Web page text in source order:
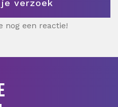
nog een reactie!